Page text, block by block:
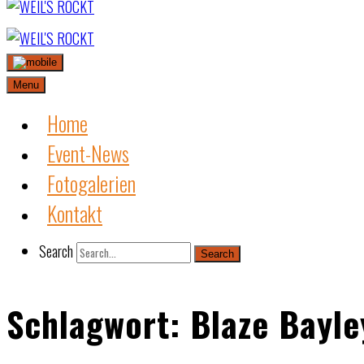
Skip
to
content
Menu
Home
Event-News
Fotogalerien
Kontakt
Search Search
Schlagwort: Blaze